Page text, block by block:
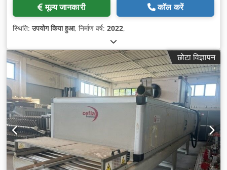
मूल्य जानकारी कॉल करें
स्थिति:उपयोग किया हुआ, निर्माण वर्ष: 2022,
छोटा विज्ञापन